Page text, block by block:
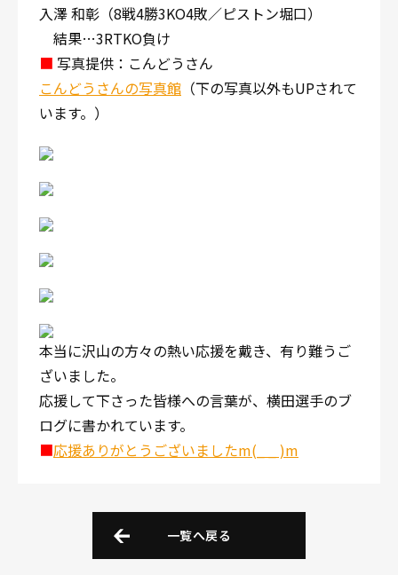
入澤 和彰（8戦4勝3KO4敗／ピストン堀口）
結果…3RTKO負け
■ 写真提供：こんどうさん
こんどうさんの写真館 （下の写真以外もUPされて
います。）
本当に沢山の方々の熱い応援を戴き、有り難うご
ざいました。
応援して下さった皆様への言葉が、横田選手のブ
ログに書かれています。
■応援ありがとうございましたm(_ _ )m
一覧へ戻る